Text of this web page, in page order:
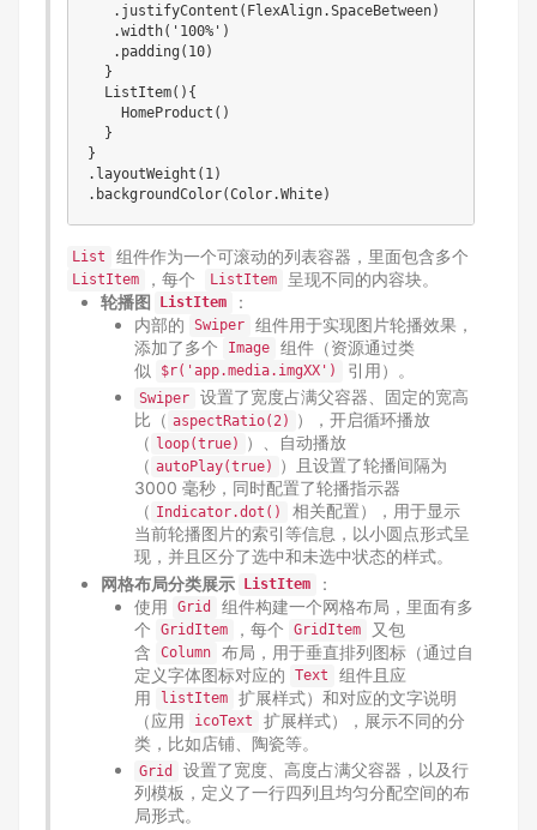
   .justifyContent(FlexAlign.SpaceBetween)
   .width('100%')
   .padding(10)
  }
  ListItem(){
    HomeProduct()
  }
}
.layoutWeight(1)
List 组件作为一个可滚动的列表容器，里面包含多个
ListItem ，每个 ListItem
呈现不同的内容块。
轮播图
ListItem
：
内部的
Swiper
组件用于实现图片轮播效果，
添加了多个
Image
组件（资源通过类
似
$r('app.media.imgXX') 引用）。
Swiper
设置了宽度占满父容器、固定的宽高
比（ aspectRatio(2)
），开启循环播放
（ loop(true)
）、自动播放
（ autoPlay(true)
）且设置了轮播间隔为
3000 毫秒，同时配置了轮播指示器
（ Indicator.dot()
相关配置），用于显示
当前轮播图片的索引等信息，以小圆点形式呈
现，并且区分了选中和未选中状态的样式。
网格布局分类展示
ListItem
：
使用
Grid
组件构建一个网格布局，里面有多
个
GridItem ，每个 GridItem
又包
含
Column
布局，用于垂直排列图标（通过自
定义字体图标对应的
Text
组件且应
用
listItem
扩展样式）和对应的文字说明
（应用
icoText
扩展样式），展示不同的分
类，比如店铺、陶瓷等。
Grid
设置了宽度、高度占满父容器，以及行
列模板，定义了一行四列且均匀分配空间的布
局形式。